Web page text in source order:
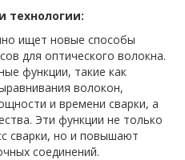
технологии:
ищет новые способы
для оптического волокна.
функции, такие как
волокон,
и времени сварки, а
Эти функции не только
сварки, но и повышают
соединений.